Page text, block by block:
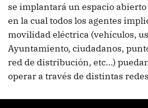
se implantará un espacio
en la cual todos los agentes
movilidad eléctrica (vehículos,
Ayuntamiento, ciudadanos,
red de distribución, etc…)
operar a través de distintas